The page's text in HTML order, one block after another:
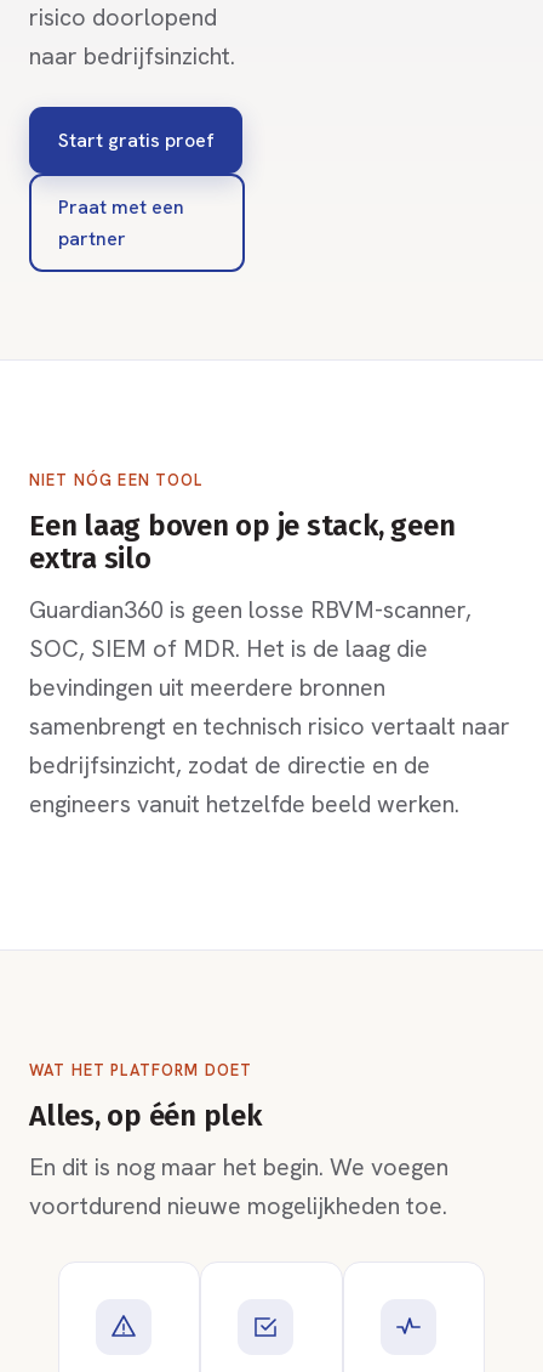
risico doorlopend
naar bedrijfsinzicht.
Start gratis proef
Praat met een
partner
NIET NÓG EEN TOOL
Een laag boven op je stack, geen
extra silo
Guardian360 is geen losse RBVM-scanner,
SOC, SIEM of MDR. Het is de laag die
bevindingen uit meerdere bronnen
samenbrengt en technisch risico vertaalt naar
bedrijfsinzicht, zodat de directie en de
engineers vanuit hetzelfde beeld werken.
WAT HET PLATFORM DOET
Alles, op één plek
En dit is nog maar het begin. We voegen
voortdurend nieuwe mogelijkheden toe.